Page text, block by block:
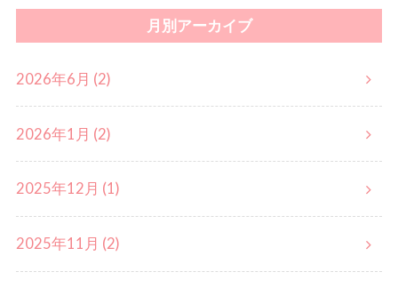
月別アーカイブ
2026年6月 (2)
2026年1月 (2)
2025年12月 (1)
2025年11月 (2)